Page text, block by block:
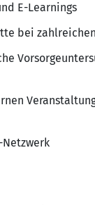
E-Learnings
bei
Netzwerk